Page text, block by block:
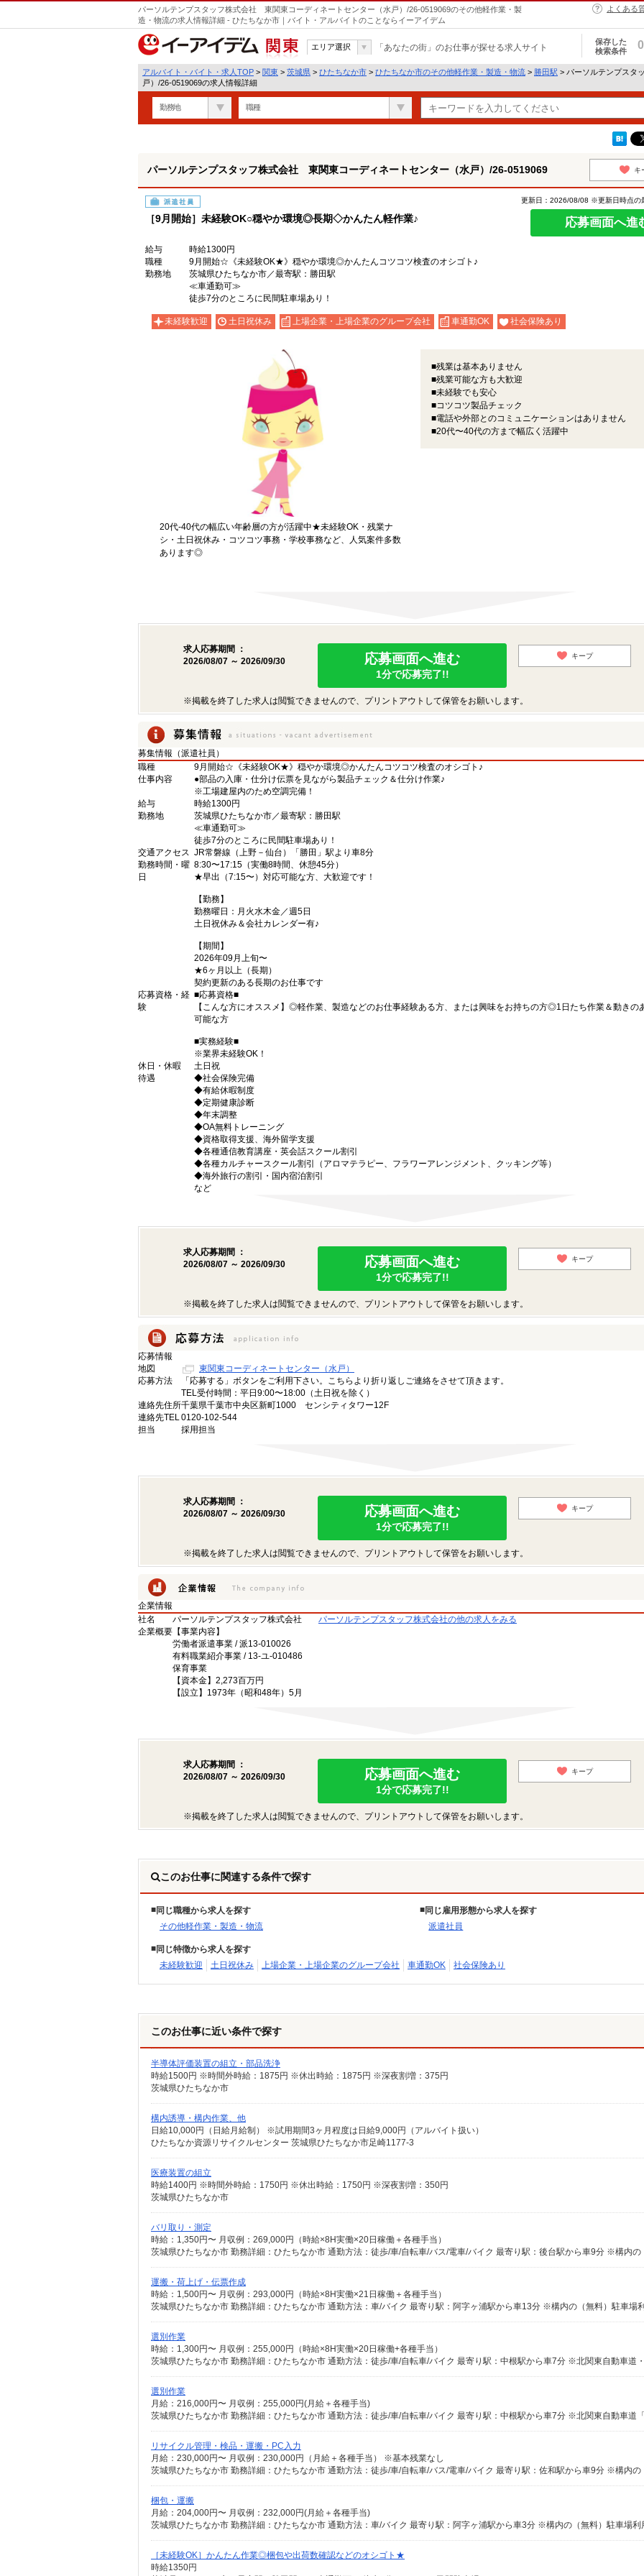
パーソルテンプスタッフ株式会社 東関東コーディネートセンター（水戸）/26-0519069のその他軽作業・製
造・物流の求人情報詳細 - ひたちなか市｜バイト・アルバイトのことならイーアイデム
よくある
関東
エリア選択 「あなたの街」のお仕事が探せる求人サイト
保存した
検索条件
0
アルバイト・バイト・求人TOP > 関東 > 茨城県 > ひたちなか市 > ひたちなか市のその他軽作業・製造・物流 > 勝田駅 > パーソルテンプスタ
戸）/26-0519069の求人情報詳細
勤務地 職種
パーソルテンプスタッフ株式会社 東関東コーディネートセンター（水戸）/26-0519069 キ
派遣社員
［9月開始］未経験OK○穏やか環境◎長期◇かんたん軽作業♪
更新日：2026/08/08 ※更新日時点の
応募画面へ進
給与
時給1300円
職種
9月開始☆《未経験OK★》穏やか環境◎かんたんコツコツ検査のオシゴト♪
勤務地
茨城県ひたちなか市／最寄駅：勝田駅
≪車通勤可≫
徒歩7分のところに民間駐車場あり！
未経験歓迎 土日祝休み 上場企業・上場企業のグループ会社 車通勤OK 社会保険あり
20代-40代の幅広い年齢層の方が活躍中★未経験OK・残業ナ
シ・土日祝休み・コツコツ事務・学校事務など、人気案件多数
あります◎
■残業は基本ありません
■残業可能な方も大歓迎
■未経験でも安心
■コツコツ製品チェック
■電話や外部とのコミュニケーションはありません
■20代〜40代の方まで幅広く活躍中
求人応募期間 ：
2026/08/07 ～ 2026/09/30
応募画面へ進む
1分で応募完了!!
キープ
※掲載を終了した求人は閲覧できませんので、プリントアウトして保管をお願いします。
募集情報（派遣社員）
職種
9月開始☆《未経験OK★》穏やか環境◎かんたんコツコツ検査のオシゴト♪
仕事内容
●部品の入庫・仕分け伝票を見ながら製品チェック＆仕分け作業♪
※工場建屋内のため空調完備！
給与
時給1300円
勤務地
茨城県ひたちなか市／最寄駅：勝田駅
≪車通勤可≫
徒歩7分のところに民間駐車場あり！
交通アクセス JR常磐線（上野－仙台）「勝田」駅より車8分
勤務時間・曜
日
8:30〜17:15（実働8時間、休憩45分）
★早出（7:15〜）対応可能な方、大歓迎です！
【勤務】
勤務曜日：月火水木金／週5日
土日祝休み＆会社カレンダー有♪
【期間】
2026年09月上旬〜
★6ヶ月以上（長期）
契約更新のある長期のお仕事です
応募資格・経
験
■応募資格■
【こんな方にオススメ】◎軽作業、製造などのお仕事経験ある方、または興味をお持ちの方◎1日たち作業＆動きの
可能な方
■実務経験■
※業界未経験OK！
休日・休暇
土日祝
待遇
◆社会保険完備
◆有給休暇制度
◆定期健康診断
◆年末調整
◆OA無料トレーニング
◆資格取得支援、海外留学支援
◆各種通信教育講座・英会話スクール割引
◆各種カルチャースクール割引（アロマテラピー、フラワーアレンジメント、クッキング等）
◆海外旅行の割引・国内宿泊割引
など
求人応募期間 ：
2026/08/07 ～ 2026/09/30
応募画面へ進む
1分で応募完了!!
キープ
※掲載を終了した求人は閲覧できませんので、プリントアウトして保管をお願いします。
応募情報
地図
東関東コーディネートセンター（水戸）
応募方法
「応募する」ボタンをご利用下さい。こちらより折り返しご連絡をさせて頂きます。
TEL受付時間：平日9:00〜18:00（土日祝を除く）
連絡先住所千葉県千葉市中央区新町1000 センシティタワー12F
連絡先TEL0120-102-544
担当
採用担当
求人応募期間 ：
2026/08/07 ～ 2026/09/30
応募画面へ進む
1分で応募完了!!
キープ
※掲載を終了した求人は閲覧できませんので、プリントアウトして保管をお願いします。
企業情報
社名
パーソルテンプスタッフ株式会社
パーソルテンプスタッフ株式会社の他の求人をみる
企業概要 【事業内容】
労働者派遣事業 / 派13-010026
有料職業紹介事業 / 13-ユ-010486
保育事業
【資本金】2,273百万円
【設立】1973年（昭和48年）5月
求人応募期間 ：
2026/08/07 ～ 2026/09/30
応募画面へ進む
1分で応募完了!!
キープ
※掲載を終了した求人は閲覧できませんので、プリントアウトして保管をお願いします。
このお仕事に関連する条件で探す
同じ職種から求人を探す
その他軽作業・製造・物流
同じ雇用形態から求人を探す
派遣社員
同じ特徴から求人を探す
未経験歓迎
土日祝休み 上場企業・上場企業のグループ会社 車通勤OK 社会保険あり
このお仕事に近い条件で探す
半導体評価装置の組立・部品洗浄
時給1500円 ※時間外時給：1875円 ※休出時給：1875円 ※深夜割増：375円
茨城県ひたちなか市
構内誘導・構内作業、他
日給10,000円（日給月給制） ※試用期間3ヶ月程度は日給9,000円（アルバイト扱い）
ひたちなか資源リサイクルセンター 茨城県ひたちなか市足崎1177-3
医療装置の組立
時給1400円 ※時間外時給：1750円 ※休出時給：1750円 ※深夜割増：350円
茨城県ひたちなか市
バリ取り・測定
時給：1,350円〜 月収例：269,000円（時給×8H実働×20日稼働＋各種手当）
運搬・荷上げ・伝票作成
時給：1,500円〜 月収例：293,000円（時給×8H実働×21日稼働＋各種手当）
茨城県ひたちなか市 勤務詳細：ひたちなか市 通勤方法：車/バイク 最寄り駅：阿字ヶ浦駅から車13分 ※構内の（無料）駐車場
選別作業
時給：1,300円〜 月収例：255,000円（時給×8H実働×20日稼働+各種手当）
選別作業
月給：216,000円〜 月収例：255,000円(月給＋各種手当)
リサイクル管理・検品・運搬・PC入力
月給：230,000円〜 月収例：230,000円（月給＋各種手当） ※基本残業なし
梱包・運搬
月給：204,000円〜 月収例：232,000円(月給＋各種手当)
茨城県ひたちなか市 勤務詳細：ひたちなか市 通勤方法：車/バイク 最寄り駅：阿字ヶ浦駅から車3分 ※構内の（無料）駐車場利
［未経験OK］かんたん作業◎梱包や出荷数確認などのオシゴト★
時給1350円